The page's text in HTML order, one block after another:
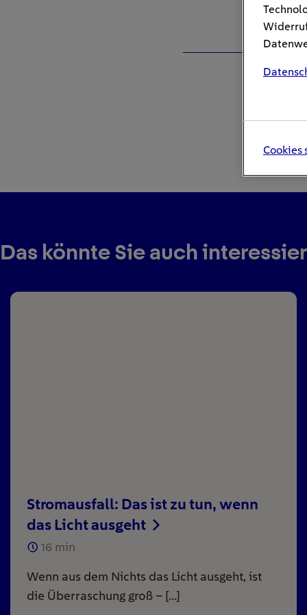
Das könnte Sie auch
Stromausfall: Das ist zu tun, wenn
das Licht ausgeht
16 min
Wenn aus dem Nichts das Licht ausgeht, ist
die Überraschung groß – […]
Cookies